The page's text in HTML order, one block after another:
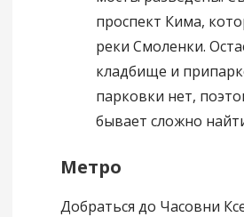
проспект Кима,
реки Смоленки.
кладбище и
парковки нет,
бывает сложно
Метро
Добраться до Часовни